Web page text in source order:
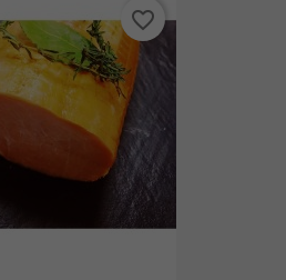
favorite_border